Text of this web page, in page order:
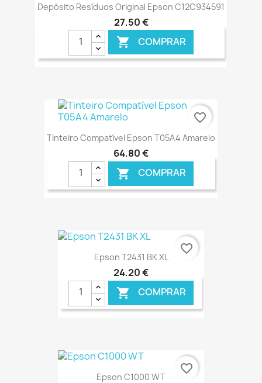
Depósito Resíduos Original Epson C12C934591
27,50 €
 COMPRAR
Tinteiro Compatível Epson T05A4 Amarelo
64,80 €
 COMPRAR
favorite_border
Epson T2431 BK XL
24,20 €
 COMPRAR
€ ONLINE
favorite_border
Epson C1000 WT
favorite_border